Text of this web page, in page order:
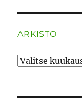
ARKISTO
ARKISTO